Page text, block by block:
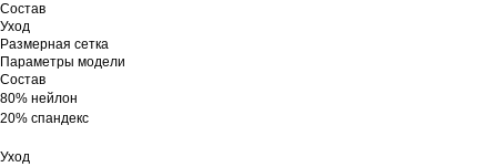
Состав
Уход
Размерная сетка
Параметры модели
Состав
80% нейлон
20% спандекс
Уход